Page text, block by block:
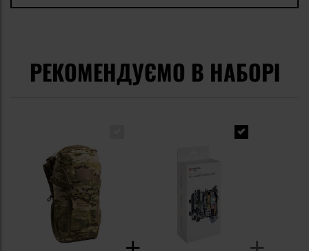
РЕКОМЕНДУЄМО В НАБОРІ